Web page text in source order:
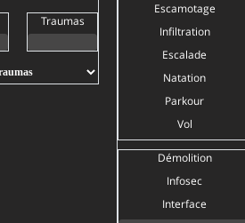
Traumas
Escamotage
Infiltration
Escalade
Natation
Parkour
Vol
Démolition
Infosec
Interface